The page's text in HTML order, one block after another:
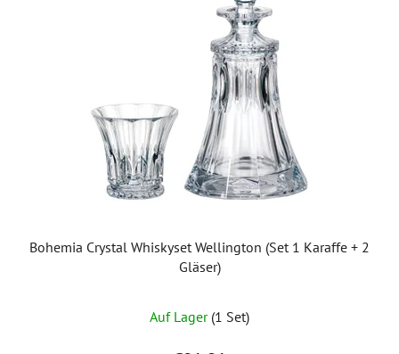
Bohemia Crystal Whiskyset Wellington (Set 1 Karaffe + 2
Gläser)
Auf Lager (1 Set)